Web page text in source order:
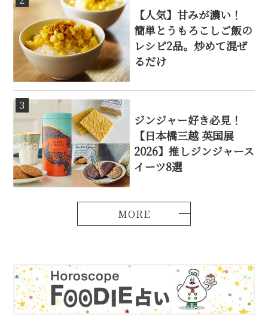
【人気】甘みが濃い！
簡単とうもろこしご飯の
レシピ2品。炒めて混ぜ
るだけ
3
ジンジャー好き必見！
【日本橋三越 英国展
2026】推しジンジャース
イーツ8選